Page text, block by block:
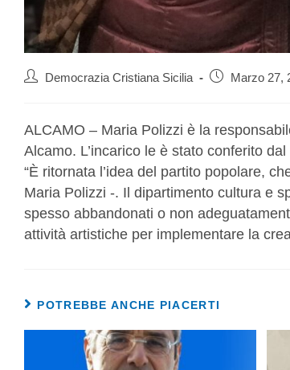
Democrazia Cristiana Sicilia Marzo 27,
ALCAMO – Maria Polizzi è la
Alcamo. L’incarico le è stato conferito
“È ritornata l’idea del partito popolare,
Maria Polizzi -. Il dipartimento cultura e
spesso abbandonati o non
attività artistiche per implementare la
POTREBBE ANCHE PIACERTI